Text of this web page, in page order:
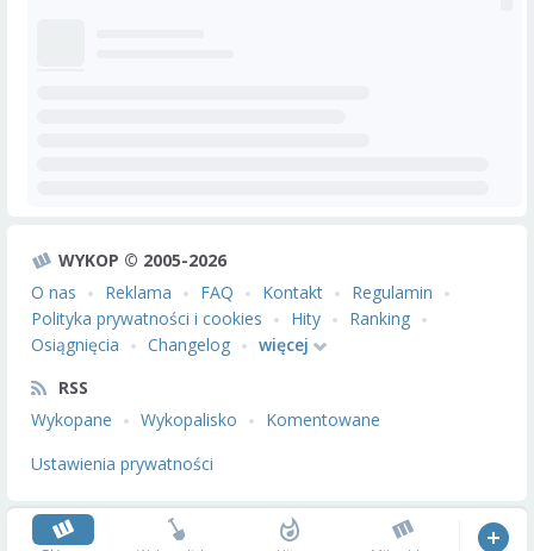
WYKOP © 2005-2026
O nas
Reklama FAQ Kontakt
Regulamin
Polityka prywatności i cookies
Hity
Ranking
Osiągnięcia
Changelog
więcej
RSS
Wykopane
Wykopalisko
Komentowane
Ustawienia prywatności